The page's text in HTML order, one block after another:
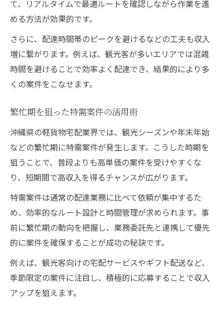
て、リアルタイムで最適ルートを確認しながら作業を進
める方法が効果的です。
さらに、配達時間帯のピークを避けるなどの工夫も収入
増に繋がります。例えば、観光客が多いエリアでは混雑
時間を避けることで効率よく配達でき、結果的により多
くの案件をこなせます。
繁忙期を狙った特需案件の活用術
沖縄県の軽貨物宅配業界では、観光シーズンや年末年始
などの繁忙期に特需案件が発生します。こうした時期を
狙うことで、普段よりも高単価の案件を受けやすくな
り、短期間で高収入を得るチャンスが広がります。
特需案件は通常の配達業務に比べて依頼が集中するた
め、効率的なルート設計と時間管理が求められます。事
前に繁忙期の動向を把握し、業務委託先と連携して優先
的に案件を確保することが成功の秘訣です。
例えば、観光客向けの宅配サービスやギフト配送など、
季節限定の案件に注目し、積極的に応募することで収入
アップを狙えます。